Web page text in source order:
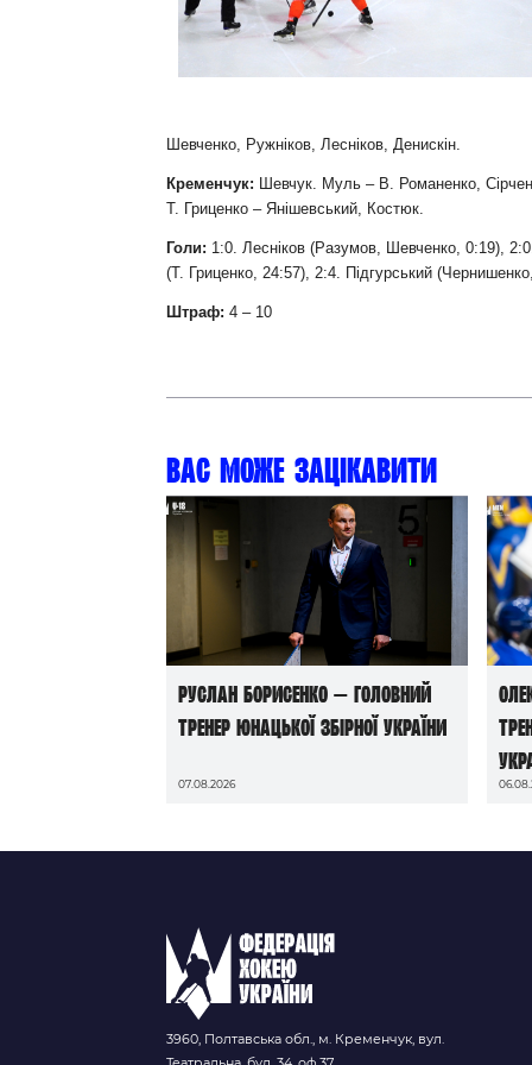
Шевченко, Ружніков, Лесніков, Денискін.
Кременчук: Шевчук. Муль – В. Романенко,
Т. Гриценко – Янішевський, Костюк.
Голи: 1:0. Лесніков (Разумов, Шевченко, 0:19),
(Т. Гриценко, 24:57), 2:4. Підгурський
Штраф: 4 – 10
Вас може зацікавити
Руслан Борисенко — головний
тренер юнацької збірної України
07.08.2026
3960, Полтавська обл., м. Кременчук, вул.